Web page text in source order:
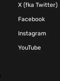
X (fka Twitter)
Facebook
Instagram
YouTube